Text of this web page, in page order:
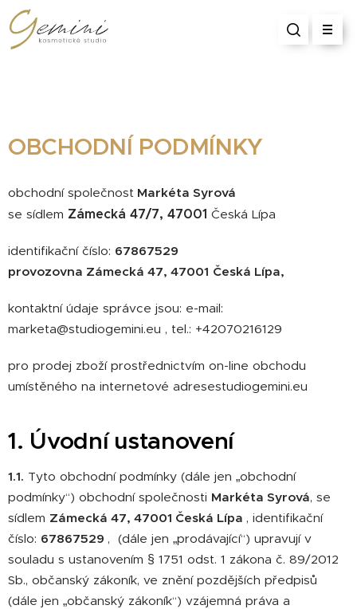
OBCHODNÍ PODMÍNKY
obchodní společnost Markéta Syrová
se sídlem Zámecká 47/7, 47001 Česká Lípa
identifikační číslo: 67867529
provozovna Zámecká 47, 47001 Česká Lípa,
kontaktní údaje správce jsou: e-mail:
marketa@studiogemini.eu , tel.: +42070216129
pro prodej zboží prostřednictvím on-line obchodu
umístěného na internetové adresestudiogemini.eu
1. Úvodní ustanovení
1.1. Tyto obchodní podmínky (dále jen „obchodní
podmínky“) obchodní společnosti Markéta Syrová, se
sídlem Zámecká 47, 47001 Česká Lípa , identifikační
číslo: 67867529 , (dále jen „prodávající“) upravují v
souladu s ustanovením § 1751 odst. 1 zákona č. 89/2012
Sb., občanský zákoník, ve znění pozdějších předpisů
(dále jen „občanský zákoník“) vzájemná práva a